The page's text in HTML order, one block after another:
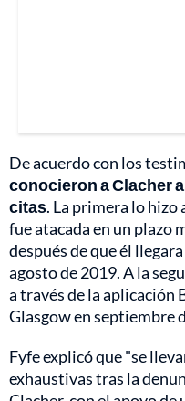
De acuerdo con los
conocieron a Clacher
citas. La primera lo hizo
fue atacada en un plazo
después de que él
agosto de 2019. A la
a través de la aplicación
Glasgow en septiembre
Fyfe explicó que "se
exhaustivas tras la